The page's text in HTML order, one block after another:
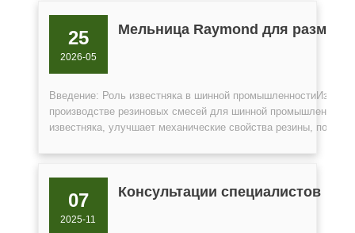
25
2026-05
Мельница Raymond для
Введение: Роль известняка в шинной
производстве резиновых смесей для шинной
известняка, улучшает механические свойства резины,
07
2025-11
Консультации специалистов